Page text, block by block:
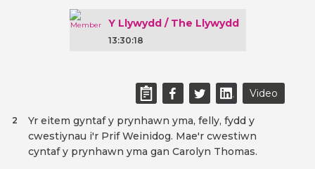
Y Llywydd / The Llywydd
13:30:18
Video
Yr eitem gyntaf y prynhawn yma, felly, fydd y
cwestiynau i'r Prif Weinidog. Mae'r cwestiwn
cyntaf y prynhawn yma gan Carolyn Thomas.
2